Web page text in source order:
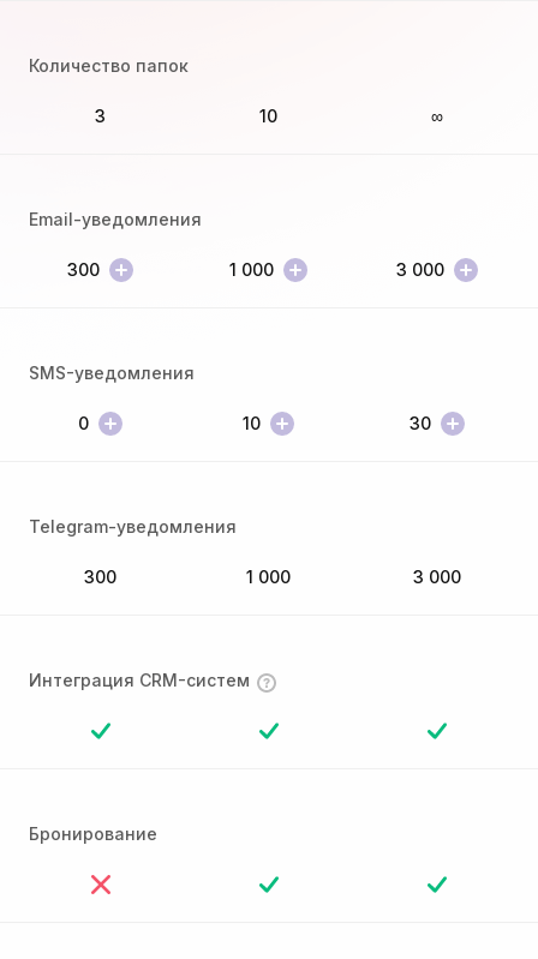
Количество папок
3 10 ∞
Еmail-уведомления
300 1 000 3 000
SMS-уведомления
0 10 30
Telegram-уведомления
300 1 000 3 000
Интеграция CRM-систем
Бронирование